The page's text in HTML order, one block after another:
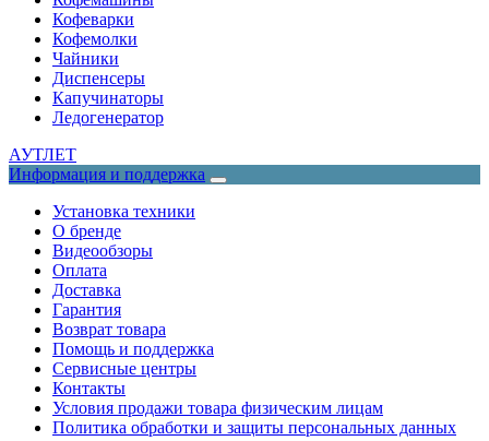
Кофеварки
Кофемолки
Чайники
Диспенсеры
Капучинаторы
Ледогенератор
АУТЛЕТ
Информация и поддержка
Установка техники
О бренде
Видеообзоры
Оплата
Доставка
Гарантия
Возврат товара
Помощь и поддержка
Сервисные центры
Контакты
Условия продажи товара физическим лицам
Политика обработки и защиты персональных данных